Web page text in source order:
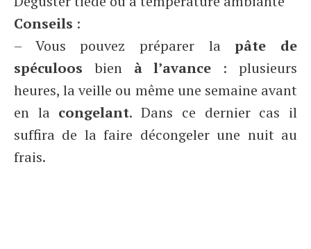
Conseils :
– Vous pouvez préparer lapâte de
spéculoos bien à l’avance :
plusieurs
heures, la veille ou même une semaine avant
en la congelant. Dans ce dernier cas il
suffira de la faire décongeler une nuit au
frais.